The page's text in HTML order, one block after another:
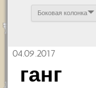
Боковая колонка
04.09.2017
ганг